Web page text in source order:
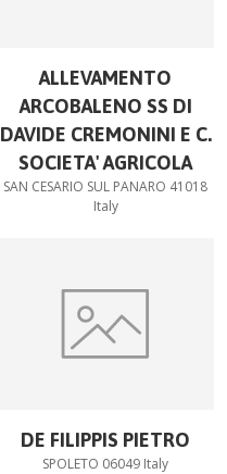
ALLEVAMENTO
ARCOBALENO SS DI
DAVIDE CREMONINI E C.
SOCIETA' AGRICOLA
SAN CESARIO SUL PANARO 41018
Italy
DE FILIPPIS PIETRO
SPOLETO 06049 Italy